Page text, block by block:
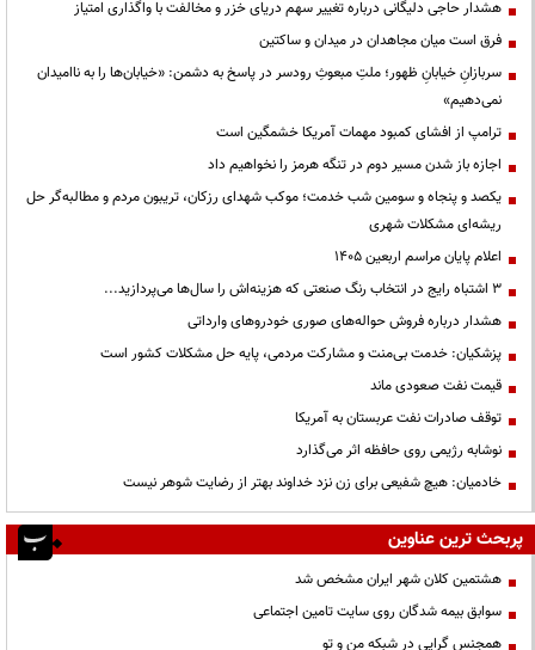
هشدار حاجی دلیگانی درباره تغییر سهم دریای خزر و مخالفت با واگذاری امتیاز
فرق است میان مجاهدان در میدان و ساکتین
سربازانِ خیابانِ ظهور؛ ملتِ مبعوثِ رودسر در پاسخ به دشمن: «خیابان‌ها را به ناامیدان
نمی‌دهیم»
ترامپ از افشای کمبود مهمات آمریکا خشمگین است
اجازه باز شدن مسیر دوم در تنگه هرمز را نخواهیم داد
یکصد و پنجاه و سومین شب خدمت؛ موکب شهدای رزکان، تریبون مردم و مطالبه‌گر حل
ریشه‌ای مشکلات شهری
اعلام پایان مراسم اربعین ۱۴۰۵
3 اشتباه رایج در انتخاب رنگ صنعتی که هزینه‌اش را سال‌ها می‌پردازید...
هشدار درباره فروش حواله‌های صوری خودروهای وارداتی
پزشکیان: خدمت بی‌منت و مشارکت مردمی، پایه حل مشکلات کشور است
قیمت نفت صعودی ماند
توقف صادرات نفت عربستان به آمریکا
نوشابه رژیمی روی حافظه اثر می‌گذارد
خادمیان: هیچ شفیعی برای زن نزد خداوند بهتر از رضایت شوهر نیست
پربحث ترین عناوین
هشتمین کلان شهر ایران مشخص شد
سوابق بیمه شدگان روی سایت تامین اجتماعی
همجنس گرایی در شبکه من و تو